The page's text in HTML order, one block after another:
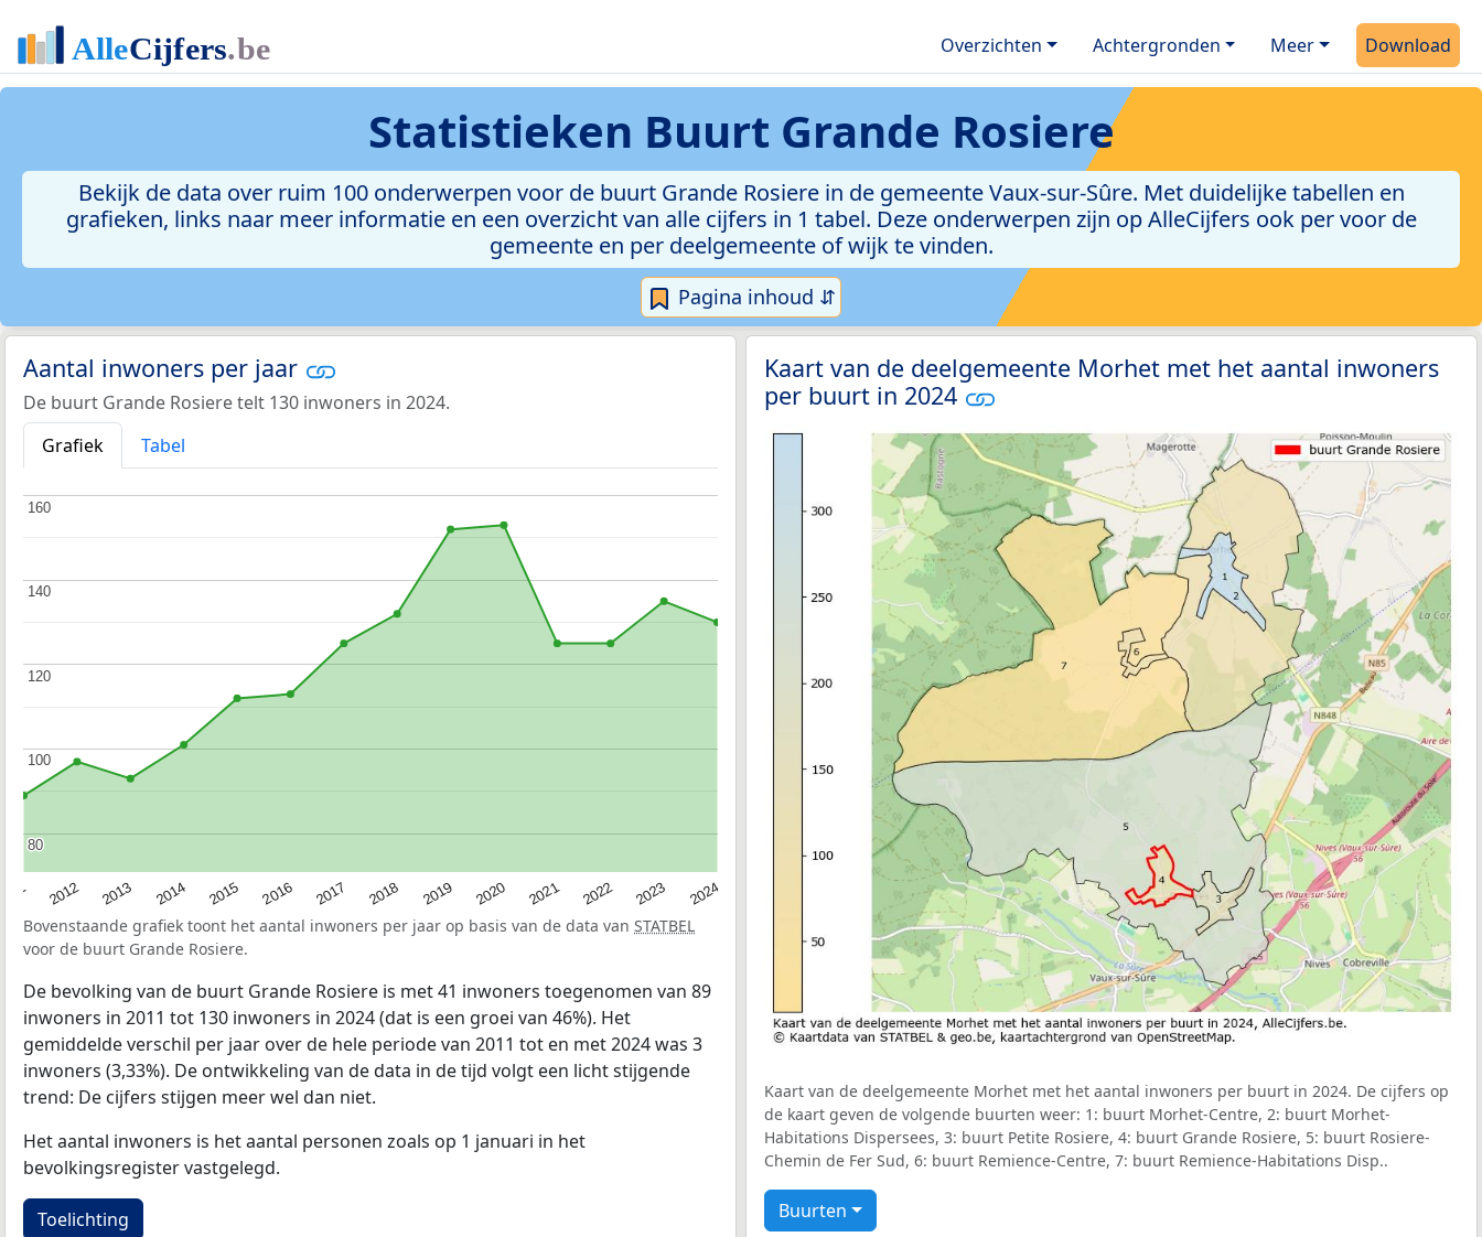
Overzichten Achtergronden Meer Download
Statistieken Buurt Grande Rosiere
Bekijk de data over ruim 100 onderwerpen voor de buurt Grande Rosiere in de gemeente Vaux-sur-Sûre. Met duidelijke tabellen en
grafieken, links naar meer informatie en een overzicht van alle cijfers in 1 tabel. Deze onderwerpen zijn op AlleCijfers ook per voor de
gemeente en per deelgemeente of wijk te vinden.
Pagina inhoud ⇵
Aantal inwoners per jaar
De buurt Grande Rosiere telt 130 inwoners in 2024.
Grafiek
Tabel
2012 2013 2014 2015 2016 2017 2018 2019 2020 2021 2022 2023 2024
80
80
100
100
120
120
140
140
160
160
Bovenstaande grafiek toont het aantal inwoners per jaar op basis van de data van STATBEL
voor de buurt Grande Rosiere.
De bevolking van de buurt Grande Rosiere is met 41 inwoners toegenomen van 89
inwoners in 2011 tot 130 inwoners in 2024 (dat is een groei van 46%). Het
gemiddelde verschil per jaar over de hele periode van 2011 tot en met 2024 was 3
inwoners (3,33%). De ontwikkeling van de data in de tijd volgt een licht stijgende
trend: De cijfers stijgen meer wel dan niet.
Het aantal inwoners is het aantal personen zoals op 1 januari in het
bevolkingsregister vastgelegd.
Toelichting
Kaart van de deelgemeente Morhet met het aantal inwoners
per buurt in 2024
Kaart van de deelgemeente Morhet met het aantal inwoners per buurt in 2024. De cijfers op
de kaart geven de volgende buurten weer: 1: buurt Morhet-Centre, 2: buurt Morhet-
Habitations Dispersees, 3: buurt Petite Rosiere, 4: buurt Grande Rosiere, 5: buurt Rosiere-
Chemin de Fer Sud, 6: buurt Remience-Centre, 7: buurt Remience-Habitations Disp..
Buurten